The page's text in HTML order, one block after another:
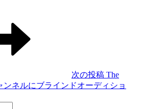
次の投稿 The
ンネルにブラインドオーディショ